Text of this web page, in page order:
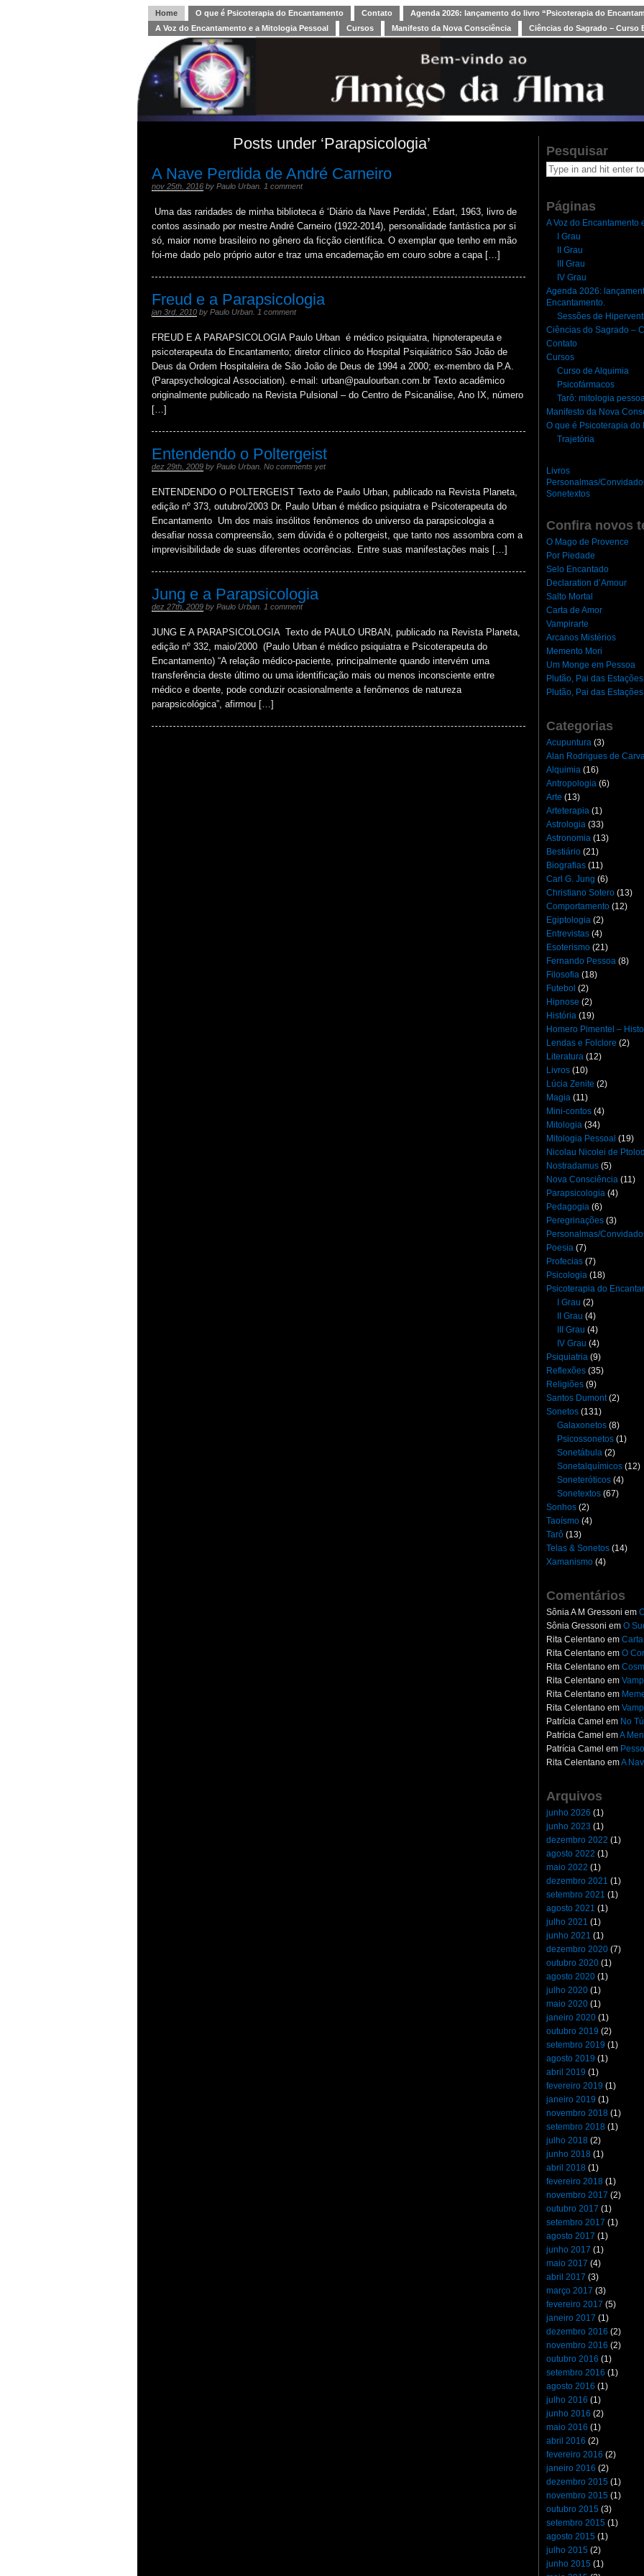
Home O que é Psicoterapia do Encantamento Contato
Agenda 2026: lançamento do livro “Psicoterapia do
A Voz do Encantamento e a Mitologia Pessoal
Cursos Manifesto da Nova Consciência Ciências do Sagrado – Curso
Posts under ‘Parapsicologia’
A Nave Perdida de André Carneiro
nov 25th, 2016 by Paulo Urban 1 comment
Uma das raridades de minha biblioteca é ‘Diário da Nave Perdida’, Edart, 1963, livro de
contos assinado por mestre André Carneiro (1922-2014), personalidade fantástica por si
só, maior nome brasileiro no gênero da ficção científica. O exemplar que tenho em mão
foi-me dado pelo próprio autor e traz uma encadernação em couro sobre a capa […]
Freud e a Parapsicologia
jan 3rd, 2010 by Paulo Urban 1 comment
FREUD E A PARAPSICOLOGIA Paulo Urban é médico psiquiatra, hipnoterapeuta e
psicoterapeuta do Encantamento; diretor clínico do Hospital Psiquiátrico São João de
Deus da Ordem Hospitaleira de São João de Deus de 1994 a 2000; ex-membro da P.A.
(Parapsychological Association). e-mail: urban@paulourban.com.br Texto acadêmico
originalmente publicado na Revista Pulsional – do Centro de Psicanálise, Ano IX, número
[…]
Entendendo o Poltergeist
dez 29th, 2009 by Paulo Urban No comments yet
ENTENDENDO O POLTERGEIST Texto de Paulo Urban, publicado na Revista Planeta,
edição nº 373, outubro/2003 Dr. Paulo Urban é médico psiquiatra e Psicoterapeuta do
Encantamento Um dos mais insólitos fenômenos do universo da parapsicologia a
desafiar nossa compreensão, sem dúvida é o poltergeist, que tanto nos assombra com a
imprevisibilidade de suas diferentes ocorrências. Entre suas manifestações mais […]
Jung e a Parapsicologia
dez 27th, 2009 by Paulo Urban 1 comment
JUNG E A PARAPSICOLOGIA Texto de PAULO URBAN, publicado na Revista Planeta,
edição nº 332, maio/2000 (Paulo Urban é médico psiquiatra e Psicoterapeuta do
Encantamento) “A relação médico-paciente, principalmente quando intervém uma
transferência deste último ou uma identificação mais ou menos inconsciente entre
médico e doente, pode conduzir ocasionalmente a fenômenos de natureza
parapsicológica”, afirmou […]
Pesquisar
Páginas
A Voz do Encantamento
I Grau
II Grau
III Grau
IV Grau
Agenda 2026:
Encantamento.
Sessões de
Ciências do Sagrado –
Contato
Cursos
Curso de Alquimia
Psicofármacos
Tarô: mitologia
Manifesto da Nova
O que é Psicoterapia do
Trajetória
Livros
Personalmas/
Sonetextos
Confira novos
O Mago de Provence
Por Piedade
Selo Encantado
Declaration d’Amour
Salto Mortal
Carta de Amor
Vampirarte
Arcanos Mistérios
Memento Mori
Um Monge em Pessoa
Plutão, Pai das
Plutão, Pai das
Categorias
Acupuntura (3)
Alan Rodrigues de
Alquimia (16)
Antropologia (6)
Arte (13)
Arteterapia (1)
Astrologia (33)
Astronomia (13)
Bestiário (21)
Biografias (11)
Carl G. Jung (6)
Christiano Sotero (13)
Comportamento (12)
Egiptologia (2)
Entrevistas (4)
Esoterismo (21)
Fernando Pessoa (8)
Filosofia (18)
Futebol (2)
Hipnose (2)
História (19)
Homero Pimentel –
Lendas e Folclore (2)
Literatura (12)
Livros (10)
Lúcia Zenite (2)
Magia (11)
Mini-contos (4)
Mitologia (34)
Mitologia Pessoal (19)
Nicolau Nicolei de
Nostradamus (5)
Nova Consciência (11)
Parapsicologia (4)
Pedagogia (6)
Peregrinações (3)
Personalmas/
Poesia (7)
Profecias (7)
Psicologia (18)
Psicoterapia do
I Grau (2)
II Grau (4)
III Grau (4)
IV Grau (4)
Psiquiatria (9)
Reflexões (35)
Religiões (9)
Santos Dumont (2)
Sonetos (131)
Galaxonetos (8)
Psicossonetos (1)
Sonetábula (2)
Sonetalquímicos (12)
Soneteróticos (4)
Sonetextos (67)
Sonhos (2)
Taoísmo (4)
Tarô (13)
Telas & Sonetos (14)
Xamanismo (4)
Comentários
Sônia A M Gressoni em
Sônia Gressoni em O
Rita Celentano em
Rita Celentano em O
Rita Celentano em
Rita Celentano em
Rita Celentano em
Rita Celentano em
Patrícia Camel em No
Patrícia Camel emA
Patrícia Camel em
Rita Celentano emA
Arquivos
junho 2026 (1)
junho 2023 (1)
dezembro 2022 (1)
agosto 2022 (1)
maio 2022 (1)
dezembro 2021 (1)
setembro 2021 (1)
agosto 2021 (1)
julho 2021 (1)
junho 2021 (1)
dezembro 2020 (7)
outubro 2020 (1)
agosto 2020 (1)
julho 2020 (1)
maio 2020 (1)
janeiro 2020 (1)
outubro 2019 (2)
setembro 2019 (1)
agosto 2019 (1)
abril 2019 (1)
fevereiro 2019 (1)
janeiro 2019 (1)
novembro 2018 (1)
setembro 2018 (1)
julho 2018 (2)
junho 2018 (1)
abril 2018 (1)
fevereiro 2018 (1)
novembro 2017 (2)
outubro 2017 (1)
setembro 2017 (1)
agosto 2017 (1)
junho 2017 (1)
maio 2017 (4)
abril 2017 (3)
março 2017 (3)
fevereiro 2017 (5)
janeiro 2017 (1)
dezembro 2016 (2)
novembro 2016 (2)
outubro 2016 (1)
setembro 2016 (1)
agosto 2016 (1)
julho 2016 (1)
junho 2016 (2)
maio 2016 (1)
abril 2016 (2)
fevereiro 2016 (2)
janeiro 2016 (2)
dezembro 2015 (1)
novembro 2015 (1)
outubro 2015 (3)
setembro 2015 (1)
agosto 2015 (1)
julho 2015 (2)
junho 2015 (1)